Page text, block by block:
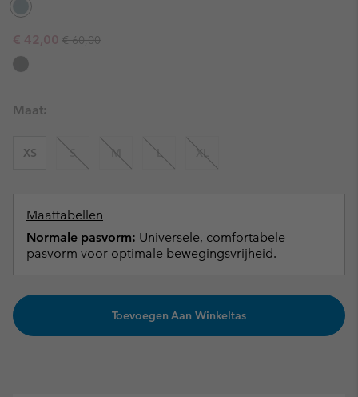
Sale price:
€ 42,00 Regular price:
€ 60,00
Maat:
XS S M L XL
Maattabellen
Normale pasvorm: Universele, comfortabele
pasvorm voor optimale bewegingsvrijheid.
Toevoegen Aan Winkeltas